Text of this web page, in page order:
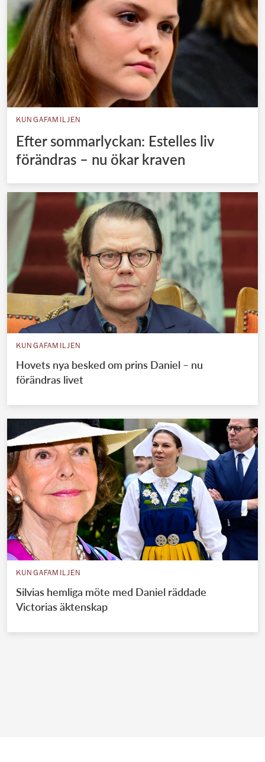
KUNGAFAMILJEN
Efter sommarlyckan: Estelles liv
förändras – nu ökar kraven
KUNGAFAMILJEN
Hovets nya besked om prins Daniel – nu
förändras livet
KUNGAFAMILJEN
Silvias hemliga möte med Daniel räddade
Victorias äktenskap